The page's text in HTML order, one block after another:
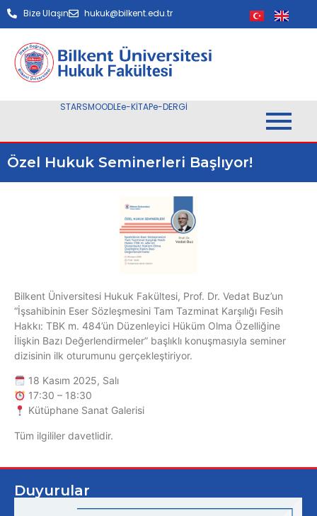
Bize Ulaşın hukuk@bilkent.edu.tr
STARSMOODLEe-KİTAPe-DERGİ
Özel Hukuk Seminerleri Başlıyor!
Bilkent Üniversitesi Hukuk Fakültesi, Prof. Dr. Vedat Buz’un
“İşsahibinin Eser Sözleşmesini Tam Tazminat Karşılığı Fesih
Hakkı: TBK m. 484’ün Düzenleyici Hüküm Olma Özelliğine
İlişkin Bazı Değerlendirmeler” başlıklı konuşmasıyla seminer
dizisinin ilk oturumunu gerçekleştiriyor.
18 Kasım 2025, Salı
17:30 – 18:30
Kütüphane Sanat Galerisi
Tüm ilgililer davetlidir.
Duyurular